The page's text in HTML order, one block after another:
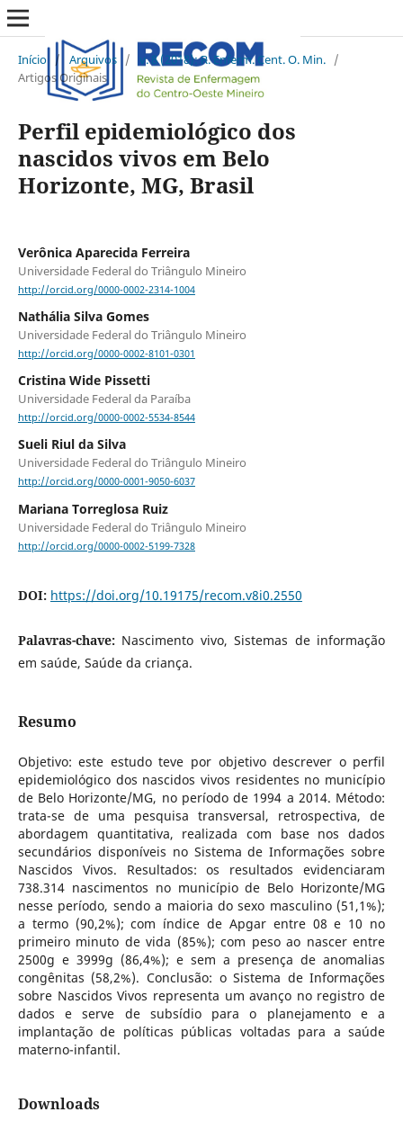
Início / Arquivos / v. 8 (2018): R. Enferm. Cent. O. Min. /
Artigos Originais
Perfil epidemiológico dos
nascidos vivos em Belo
Horizonte, MG, Brasil
Verônica Aparecida Ferreira
Universidade Federal do Triângulo Mineiro
http://orcid.org/0000-0002-2314-1004
Nathália Silva Gomes
Universidade Federal do Triângulo Mineiro
http://orcid.org/0000-0002-8101-0301
Cristina Wide Pissetti
Universidade Federal da Paraíba
http://orcid.org/0000-0002-5534-8544
Sueli Riul da Silva
Universidade Federal do Triângulo Mineiro
http://orcid.org/0000-0001-9050-6037
Mariana Torreglosa Ruiz
Universidade Federal do Triângulo Mineiro
http://orcid.org/0000-0002-5199-7328
DOI: https://doi.org/10.19175/recom.v8i0.2550
Palavras-chave: Nascimento vivo, Sistemas de informação
em saúde, Saúde da criança.
Resumo
Objetivo: este estudo teve por objetivo descrever o perfil
epidemiológico dos nascidos vivos residentes no município
de Belo Horizonte/MG, no período de 1994 a 2014. Método:
trata-se de uma pesquisa transversal, retrospectiva, de
abordagem quantitativa, realizada com base nos dados
secundários disponíveis no Sistema de Informações sobre
Nascidos Vivos. Resultados: os resultados evidenciaram
738.314 nascimentos no município de Belo Horizonte/MG
nesse período, sendo a maioria do sexo masculino (51,1%);
a termo (90,2%); com índice de Apgar entre 08 e 10 no
primeiro minuto de vida (85%); com peso ao nascer entre
2500g e 3999g (86,4%); e sem a presença de anomalias
congênitas (58,2%). Conclusão: o Sistema de Informações
sobre Nascidos Vivos representa um avanço no registro de
dados e serve de subsídio para o planejamento e a
implantação de políticas públicas voltadas para a saúde
materno-infantil.
Downloads